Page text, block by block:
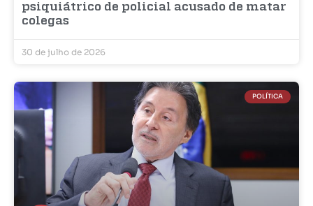
psiquiátrico de policial acusado de matar
colegas
30 de julho de 2026
POLÍTICA